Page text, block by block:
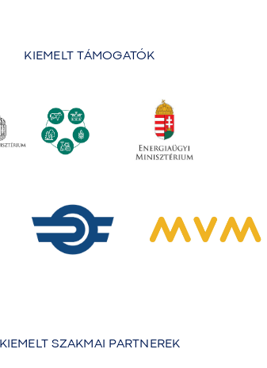
KIEMELT TÁMOGATÓK
KIEMELT SZAKMAI PARTNEREK